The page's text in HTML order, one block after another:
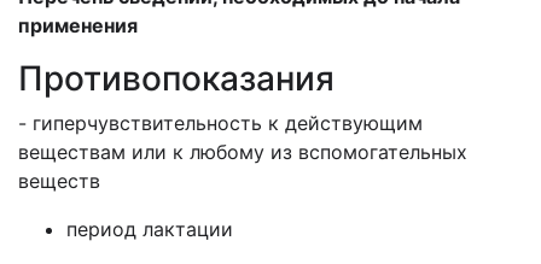
применения
Противопоказания
- гиперчувствительность к действующим
веществам или к любому из вспомогательных
веществ
период лактации